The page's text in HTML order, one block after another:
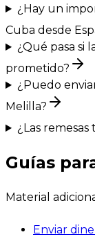
¿Hay un
Cuba desde
¿Qué pasa si
prometido?
¿Puedo
Melilla?
¿Las
Guías
Material
Enviar